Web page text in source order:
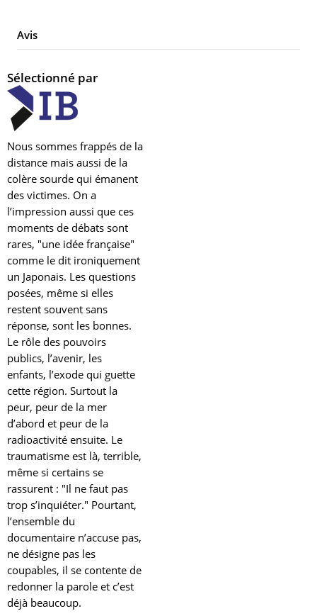
Avis
Sélectionné par
Nous sommes frappés de la
distance mais aussi de la
colère sourde qui émanent
des victimes. On a
l’impression aussi que ces
moments de débats sont
rares, "une idée française"
comme le dit ironiquement
un Japonais. Les questions
posées, même si elles
restent souvent sans
réponse, sont les bonnes.
Le rôle des pouvoirs
publics, l’avenir, les
enfants, l’exode qui guette
cette région. Surtout la
peur, peur de la mer
d’abord et peur de la
radioactivité ensuite. Le
traumatisme est là, terrible,
même si certains se
rassurent : "Il ne faut pas
trop s’inquiéter." Pourtant,
l’ensemble du
documentaire n’accuse pas,
ne désigne pas les
coupables, il se contente de
redonner la parole et c’est
déjà beaucoup.